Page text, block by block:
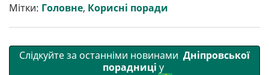
Мітки: Головне, Корисні поради
Слідкуйте за останніми новинами Дніпровської
порадниці у